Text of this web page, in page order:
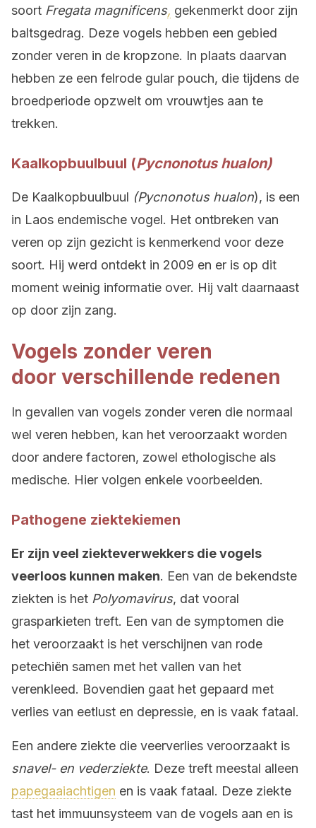
soort Fregata magnificens, gekenmerkt door zijn
baltsgedrag. Deze vogels hebben een gebied
zonder veren in de kropzone. In plaats daarvan
hebben ze een felrode gular pouch, die tijdens de
broedperiode opzwelt om vrouwtjes aan te
trekken.
Kaalkopbuulbuul (Pycnonotus hualon)
De Kaalkopbuulbuul (Pycnonotus hualon), is een
in Laos endemische vogel. Het ontbreken van
veren op zijn gezicht is kenmerkend voor deze
soort. Hij werd ontdekt in 2009 en er is op dit
moment weinig informatie over. Hij valt daarnaast
op door zijn zang.
Vogels zonder veren
door verschillende redenen
In gevallen van vogels zonder veren die normaal
wel veren hebben, kan het veroorzaakt worden
door andere factoren, zowel ethologische als
medische. Hier volgen enkele voorbeelden.
Pathogene ziektekiemen
Er zijn veel ziekteverwekkers die vogels
veerloos kunnen maken. Een van de bekendste
ziekten is het Polyomavirus, dat vooral
grasparkieten treft. Een van de symptomen die
het veroorzaakt is het verschijnen van rode
petechiën samen met het vallen van het
verenkleed. Bovendien gaat het gepaard met
verlies van eetlust en depressie, en is vaak fataal.
Een andere ziekte die veerverlies veroorzaakt is
snavel- en vederziekte. Deze treft meestal alleen
papegaaiachtigen en is vaak fataal. Deze ziekte
tast het immuunsysteem van de vogels aan en is